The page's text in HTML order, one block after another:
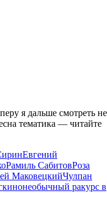
я дальше смотреть не
тематика — читайте
Евгений
Рамиль СабитовРоза
МаковецкийЧулпан
кинонеобычный ракурс в